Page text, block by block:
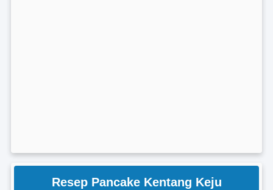
Resep Pancake Kentang Keju